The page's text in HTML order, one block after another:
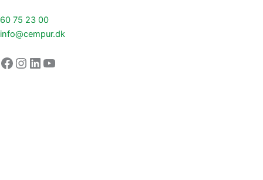
60 75 23 00
info@cempur.dk